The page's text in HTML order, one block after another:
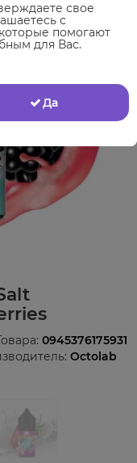
Octolab
0945376175931
свое
с
помогают
для Вас.
Да